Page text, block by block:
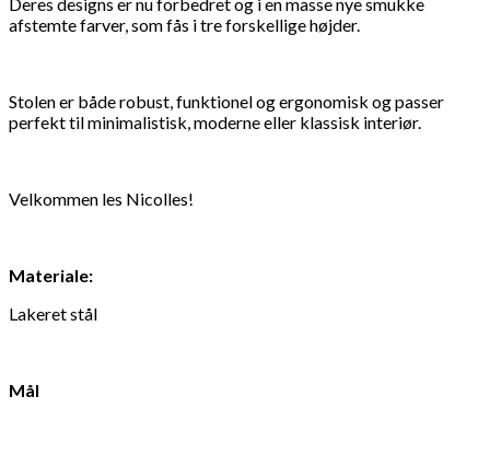
Se kurvKasse
afstemte farver, som fås i tre forskellige højder.
Stolen er både robust, funktionel og ergonomisk og passer
perfekt til minimalistisk, moderne eller klassisk interiør.
Velkommen les Nicolles!
Materiale:
Lakeret stål
Mål